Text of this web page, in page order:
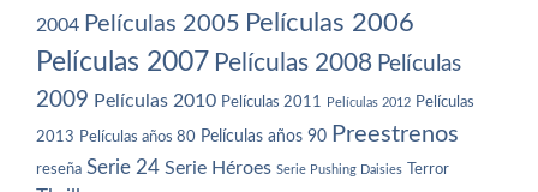
2004 Películas 2005 Películas 2006
Películas 2007 Películas 2008 Películas
2009 Películas 2010 Películas 2011 Películas 2012 Películas
2013 Películas años 80 Películas años 90 Preestrenos
reseña Serie 24 Serie Héroes Serie Pushing Daisies Terror